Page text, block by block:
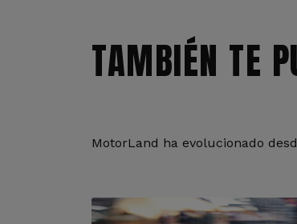
TAMBIÉN TE
MotorLand ha evolucionado